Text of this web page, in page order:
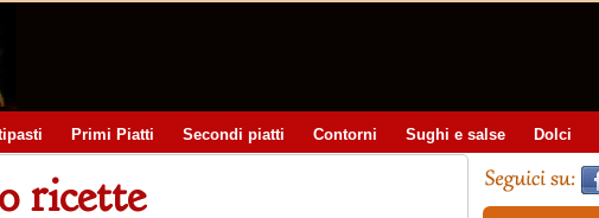
Primi Piatti Secondi piatti Contorni Sughi e salse Dolci
ricette